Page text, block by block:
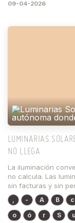
09-04-2026
LUMINARIAS
NO LLEGA
La iluminación
no calcula. Las
sin facturas y sin
- A B c
o ó r S u